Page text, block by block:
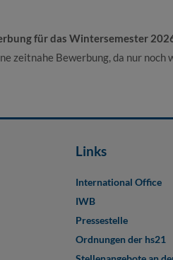
für das Wintersemester
zeitnahe Bewerbung, da nur noch
Links
International Office
IWB
Pressestelle
Ordnungen der hs21